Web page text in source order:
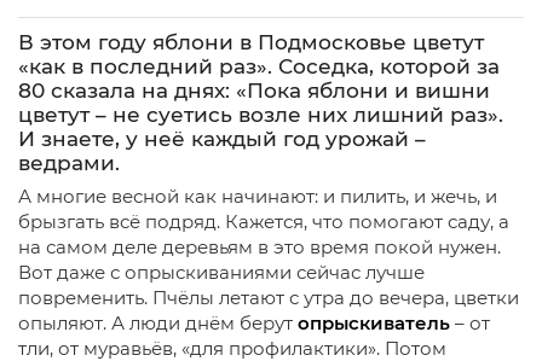
В этом году яблони в Подмосковье цветут
«как в последний раз». Соседка, которой за
80 сказала на днях: «Пока яблони и вишни
цветут – не суетись возле них лишний раз».
И знаете, у неё каждый год урожай –
ведрами.
А многие весной как начинают: и пилить, и жечь, и
брызгать всё подряд. Кажется, что помогают саду, а
на самом деле деревьям в это время покой нужен.
Вот даже с опрыскиваниями сейчас лучше
повременить. Пчёлы летают с утра до вечера, цветки
опыляют. А люди днём берут опрыскиватель – от
тли, от муравьёв, «для профилактики». Потом